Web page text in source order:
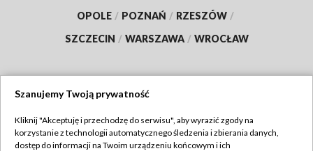
OPOLE / POZNAŃ / RZESZÓW /
SZCZECIN / WARSZAWA / WROCŁAW
TVP
Szanujemy Twoją prywatność
Kliknij "Akceptuję i przechodzę do serwisu", aby wyrazić zgody na
korzystanie z technologii automatycznego śledzenia i zbierania danych,
dostęp do informacji na Twoim urządzeniu końcowym i ich